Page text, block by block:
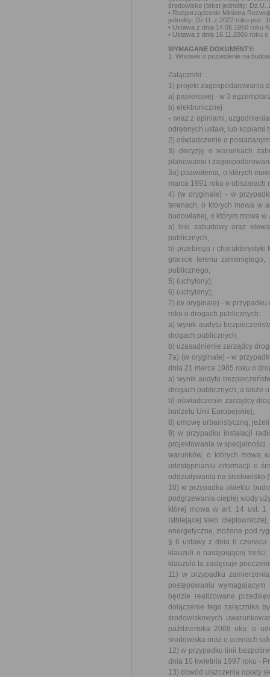
środowisko (tekst jednolity: Dz.U.
• Rozporządzenie Ministra
jednolity: Dz.U. z 2022 roku poz.
• Ustawa z dnia 14.06.1960 roku
• Ustawa z dnia 16.11.2006 roku
WYMAGANE DOKUMENTY:
1. Wniosek o pozwolenie na
Załączniki:
1) projekt zagospodarowania
a) papierowej - w 3
b) elektronicznej
- wraz z opiniami,
odrębnych ustaw, lub kopiami
2) oświadczenie o
3) decyzję o warunkach
planowaniu i
3a) pozwolenia, o których
marca 1991 roku o obszarach
4) (w oryginale) - w
terenach, o których mowa w
budowlanej, o którym mowa
a) linii zabudowy oraz
publicznych,
b) przebiegu i
granice terenu
publicznego;
5) (uchylony);
6) (uchylony);
7) (w oryginale) - w
roku o drogach publicznych:
a) wynik audytu
drogach publicznych,
b) uzasadnienie zarządcy
7a) (w oryginale) - w
dnia 21 marca 1985 roku o
a) wynik audytu
drogach publicznych, a także
b) oświadczenie zarządcy
budżetu Unii Europejskiej;
8) umowę urbanistyczną,
9) w przypadku instalacji
projektowania w
warunków, o których mowa
udostępnianiu informacji o
oddziaływania na środowisko
10) w przypadku obiektu
podgrzewania ciepłej wody
której mowa w art. 14 ust. 1
istniejącej sieci
energetyczne, złożone pod
§ 6 ustawy z dnia 6 czerwca
klauzuli o następującej
klauzula ta zastępuje
11) w przypadku
postępowaniu
będzie realizowane
dołączenie tego załącznika
środowiskowych
października 2008 oku. o
środowiska oraz o ocenach
12) w przypadku linii
dnia 10 kwietnia 1997 roku -
13) dowód uiszczenia opłaty